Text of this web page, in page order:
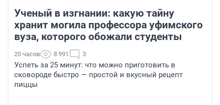
Ученый в изгнании: какую тайну
хранит могила профессора уфимского
вуза, которого обожали студенты
20 часов 8 991 3
Успеть за 25 минут: что можно приготовить в
сковороде быстро — простой и вкусный рецепт
пиццы